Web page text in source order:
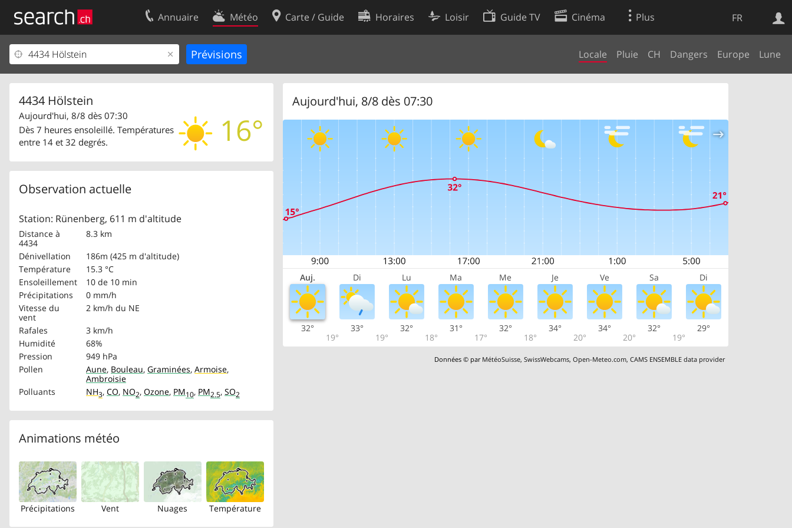
FR
Annuaire Météo Carte / Guide Horaires Loisir Guide TV Cinéma Plus
Locale Pluie CH Dangers Europe Lune
4434 Hölstein
16°
Aujourd'hui, 8/8 dès 07:30
Dès 7 heures ensoleillé. Températures
entre 14 et 32 degrés.
Observation actuelle
Station: Rünenberg, 611 m d'altitude
Distance à
4434
8.3 km
Dénivellation
186m (425 m d'altitude)
Température
15.3 °C
Ensoleillement
10 de 10 min
Précipitations
0 mm/h
Vitesse du
vent
2 km/h du NE
Rafales
3 km/h
Humidité
68%
Pression
949 hPa
Pollen
Aune, Bouleau, Graminées, Armoise,
Ambroisie
Polluants
NH3, CO, NO2, Ozone, PM10, PM2.5, SO2
Animations météo
Précipitations Vent Nuages Température
Aujourd'hui, 8/8 dès 07:30
Auj. Di Lu Ma Me Je Ve Sa Di
32°
19°
33°
19°
32°
18°
31°
17°
32°
18°
34°
20°
34°
20°
32°
19°
29°
Données © par MétéoSuisse,SwissWebcams,Open-Meteo.com,CAMS ENSEMBLE data provider
Web
Votre inscription
Centre clients
Mentions Légales
Contact
Conditions d’utilisation
Préférences de cookies